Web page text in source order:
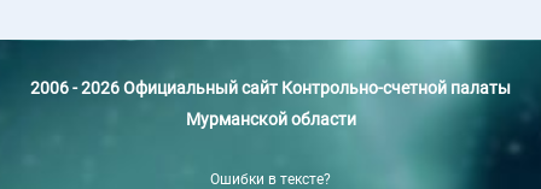
2006 - 2026 Официальный сайт Контрольно-счетной палаты
Мурманской области
Ошибки в тексте?